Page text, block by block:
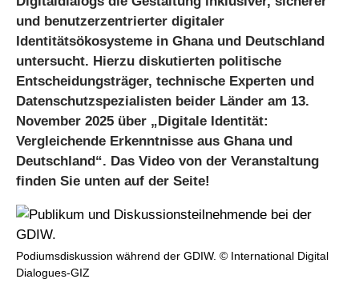
und benutzerzentrierter digitaler
Identitätsökosysteme in Ghana und Deutschland
untersucht. Hierzu diskutierten politische
Entscheidungsträger, technische Experten und
Datenschutzspezialisten beider Länder am 13.
November 2025 über „Digitale Identität:
Vergleichende Erkenntnisse aus Ghana und
Deutschland“. Das Video von der Veranstaltung
finden Sie unten auf der Seite!
Podiumsdiskussion während der GDIW. © International Digital
Dialogues-GIZ